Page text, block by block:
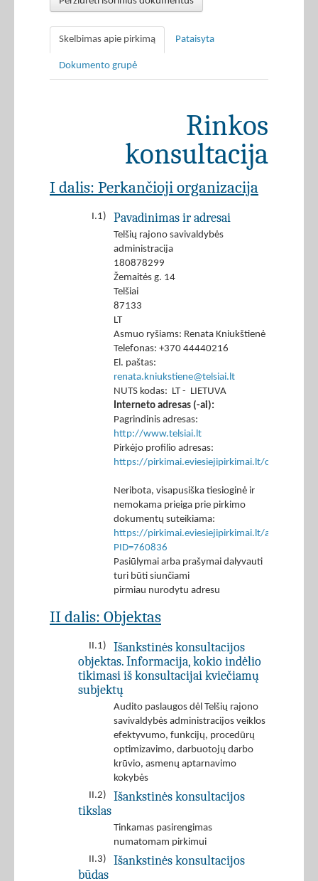
Skelbimas apie pirkimą Pataisyta
Dokumento grupė
Rinkos
konsultacija
I dalis: Perkančioji organizacija
I.1) Pavadinimas ir adresai
Telšių rajono savivaldybės
administracija
180878299
Žemaitės g. 14
Telšiai
87133
LT
Asmuo ryšiams: Renata Kniukštienė
Telefonas: +370 44440216
El. paštas:
renata.kniukstiene@telsiai.lt
NUTS kodas: LT - LIETUVA
Interneto adresas (-ai):
Pagrindinis adresas:
http://www.telsiai.lt
Pirkėjo profilio adresas:
https://pirkimai.eviesiejipirkimai.lt/ctm/
Neribota, visapusiška tiesioginė ir
nemokama prieiga prie pirkimo
dokumentų suteikiama:
https://pirkimai.eviesiejipirkimai.lt/app/rfq/
PID=760836
Pasiūlymai arba prašymai dalyvauti
turi būti siunčiami
pirmiau nurodytu adresu
II dalis: Objektas
II.1)
Išankstinės konsultacijos
objektas. Informacija, kokio indėlio
tikimasi iš konsultacijai kviečiamų
subjektų
Audito paslaugos dėl Telšių rajono
savivaldybės administracijos veiklos
efektyvumo, funkcijų, procedūrų
optimizavimo, darbuotojų darbo
krūvio, asmenų aptarnavimo
kokybės
II.2)
Išankstinės konsultacijos
tikslas
Tinkamas pasirengimas
numatomam pirkimui
II.3)
Išankstinės konsultacijos
būdas